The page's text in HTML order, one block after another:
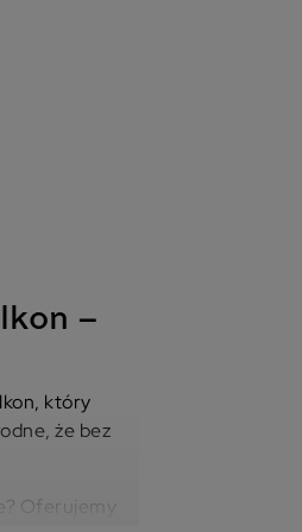
–
który
że bez
Oferujemy